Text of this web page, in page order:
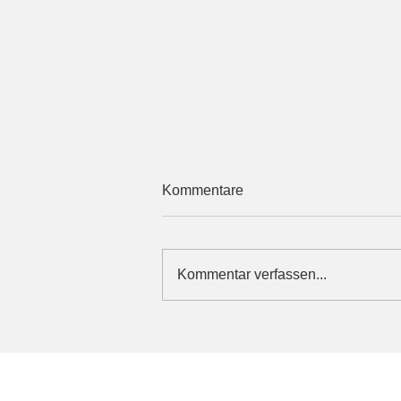
Kommentare
Kommentar verfassen...